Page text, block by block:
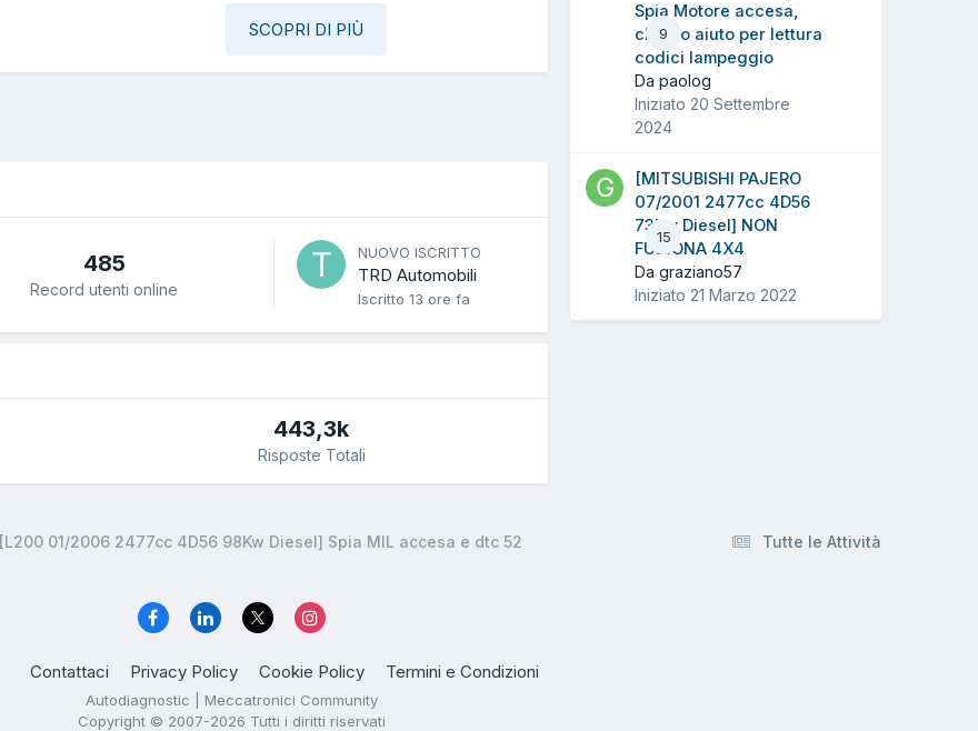
SCOPRI DI PIÙ
485
Record utenti online
NUOVO ISCRITTO
TRD Automobili
Iscritto 13 ore fa
443,3k
Risposte Totali
9
Spia Motore accesa,
chiedo aiuto per lettura
codici lampeggio
Da paolog
Iniziato 20 Settembre
2024
15
[MITSUBISHI PAJERO
07/2001 2477cc 4D56
73Kw Diesel] NON
FUZIONA 4X4
Da graziano57
Iniziato 21 Marzo 2022
Tutte le Attività
[L200 01/2006 2477cc 4D56 98Kw Diesel] Spia MIL accesa e dtc 52
Contattaci Privacy Policy Cookie Policy Termini e Condizioni
Autodiagnostic | Meccatronici Community
Copyright © 2007-2026 Tutti i diritti riservati